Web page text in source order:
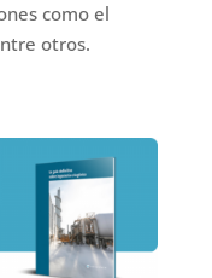
como el
otros.